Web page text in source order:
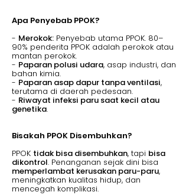
Apa Penyebab PPOK?
- Merokok: Penyebab utama PPOK. 80–
90% penderita PPOK adalah perokok atau
mantan perokok.
- Paparan polusi udara, asap industri, dan
bahan kimia.
- Paparan asap dapur tanpa ventilasi,
terutama di daerah pedesaan.
- Riwayat infeksi paru saat kecil atau
genetika.
Bisakah PPOK Disembuhkan?
PPOK tidak bisa disembuhkan, tapi bisa
dikontrol. Penanganan sejak dini bisa
memperlambat kerusakan paru-paru,
meningkatkan kualitas hidup, dan
mencegah komplikasi.